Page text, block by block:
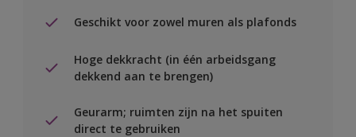
Geschikt voor zowel muren als plafonds
Hoge dekkracht (in één arbeidsgang
dekkend aan te brengen)
Geurarm; ruimten zijn na het spuiten
direct te gebruiken